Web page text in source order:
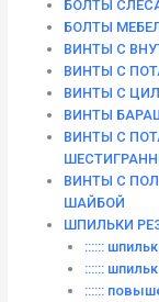
БОЛТЫ
БОЛТЫ
ВИНТЫ С
ВИНТЫ С
ВИНТЫ С
ВИНТЫ
ВИНТЫ С
ВИНТЫ С
ШАЙБОЙ
ШПИЛЬКИ
::::::
::::::
::::::